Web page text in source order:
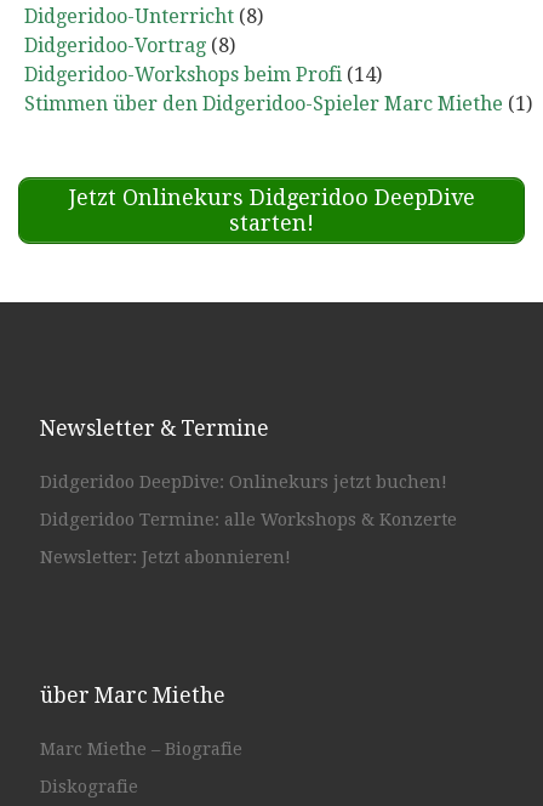
Didgeridoo-Unterricht (8)
Didgeridoo-Vortrag (8)
Didgeridoo-Workshops beim Profi (14)
Stimmen über den Didgeridoo-Spieler Marc Miethe (1)
Jetzt Onlinekurs Didgeridoo DeepDive
starten!
Newsletter & Termine
Didgeridoo DeepDive: Onlinekurs jetzt buchen!
Didgeridoo Termine: alle Workshops & Konzerte
Newsletter: Jetzt abonnieren!
über Marc Miethe
Marc Miethe – Biografie
Diskografie